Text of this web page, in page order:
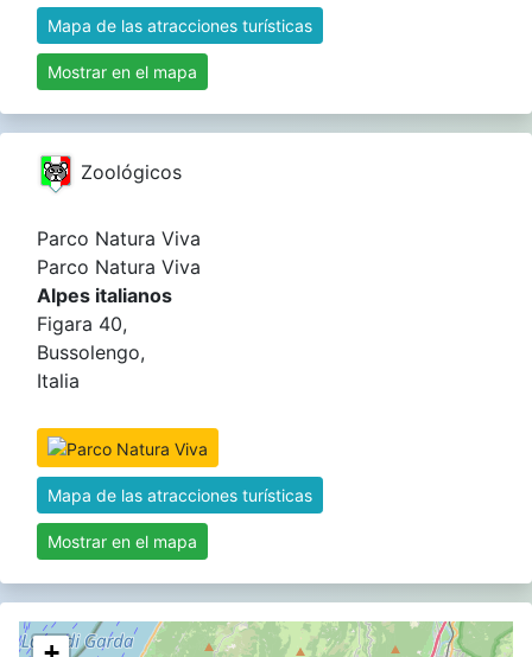
Mapa de las atracciones turísticas
Mostrar en el mapa
Zoológicos
Parco Natura Viva
Parco Natura Viva
Alpes italianos
Figara 40,
Bussolengo,
Italia
Mapa de las atracciones turísticas
Mostrar en el mapa